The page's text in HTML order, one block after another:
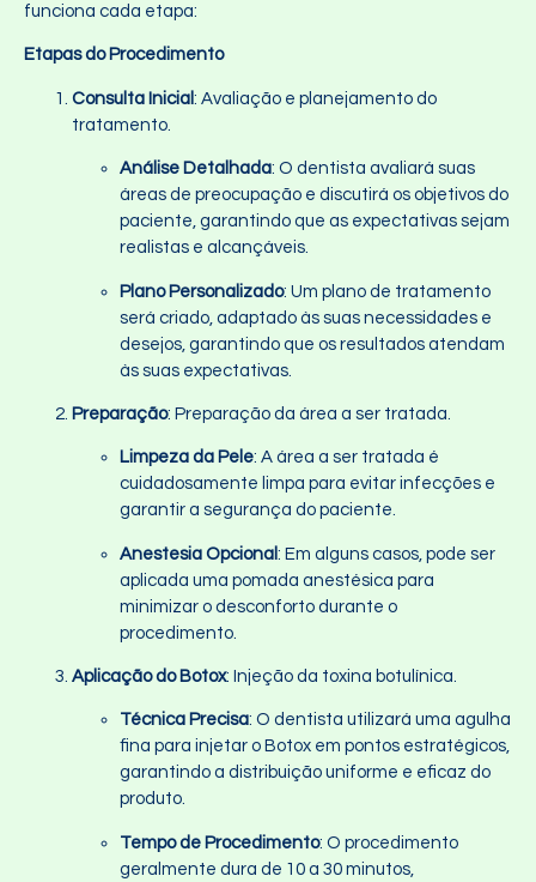
funciona cada etapa:
Etapas do Procedimento
Consulta Inicial : Avaliação e planejamento do
tratamento.
Análise Detalhada: O dentista avaliará suas
áreas de preocupação e discutirá os objetivos do
paciente, garantindo que as expectativas sejam
realistas e alcançáveis.
Plano Personalizado: Um plano de tratamento
será criado, adaptado às suas necessidades e
desejos, garantindo que os resultados atendam
às suas expectativas.
Preparação: Preparação da área a ser tratada.
Limpeza da Pele: A área a ser tratada é
cuidadosamente limpa para evitar infecções e
garantir a segurança do paciente.
Anestesia Opcional : Em alguns casos, pode ser
aplicada uma pomada anestésica para
minimizar o desconforto durante o
procedimento.
Aplicação do Botox: Injeção da toxina botulínica.
Técnica Precisa: O dentista utilizará uma agulha
fina para injetar o Botox em pontos estratégicos,
garantindo a distribuição uniforme e eficaz do
produto.
Tempo de Procedimento: O procedimento
geralmente dura de 10 a 30 minutos,